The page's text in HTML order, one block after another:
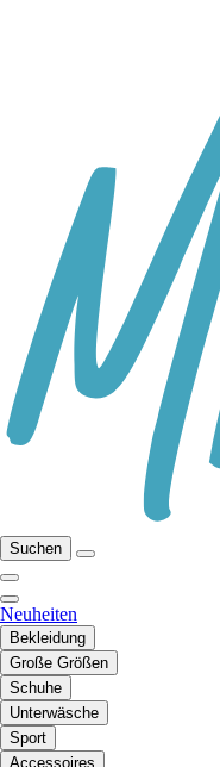
Suchen
Neuheiten
Bekleidung
Große Größen
Schuhe
Unterwäsche
Sport
Accessoires